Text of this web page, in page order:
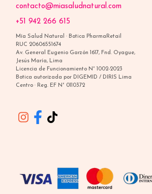
contacto@miasaludnatural.com
+51 942 266 615
Mía Salud Natural · Botica PharmaRetail
RUC 20606551674
Av. General Eugenio Garzón 1617, Fnd. Oyague,
Jesús María, Lima
Licencia de Funcionamiento N° 1002-2023
Botica autorizada por DIGEMID / DIRIS Lima
Centro · Reg. EF N° 0110372